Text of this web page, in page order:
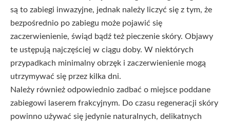
są to zabiegi inwazyjne, jednak należy liczyć się z tym, że
bezpośrednio po zabiegu może pojawić się
zaczerwienienie, świąd bądź też pieczenie skóry. Objawy
te ustępują najczęściej w ciągu doby. W niektórych
przypadkach minimalny obrzęk i zaczerwienienie mogą
utrzymywać się przez kilka dni.
Należy również odpowiednio zadbać o miejsce poddane
zabiegowi laserem frakcyjnym. Do czasu regeneracji skóry
powinno używać się jedynie naturalnych, delikatnych